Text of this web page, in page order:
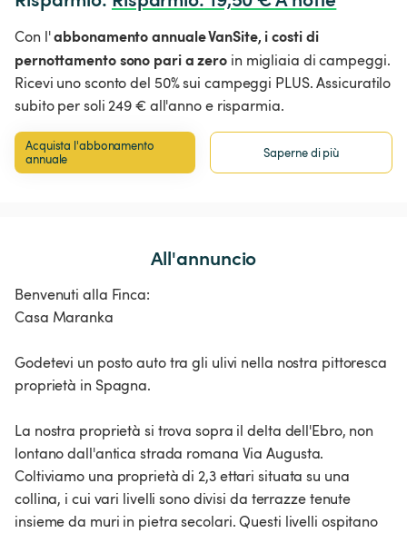
Con l'abbonamento annuale VanSite, i costi di
pernottamento sono pari a zero in migliaia di campeggi.
Ricevi uno sconto del 50% sui campeggi PLUS. Assicuratilo
subito per soli 249 € all'anno e risparmia.
Acquista l'abbonamento
annuale
Saperne di più
All'annuncio
Benvenuti alla Finca:
Casa Maranka
Godetevi un posto auto tra gli ulivi nella nostra pittoresca
proprietà in Spagna.
La nostra proprietà si trova sopra il delta dell'Ebro, non
lontano dall'antica strada romana Via Augusta.
Coltiviamo una proprietà di 2,3 ettari situata su una
collina, i cui vari livelli sono divisi da terrazze tenute
insieme da muri in pietra secolari. Questi livelli ospitano